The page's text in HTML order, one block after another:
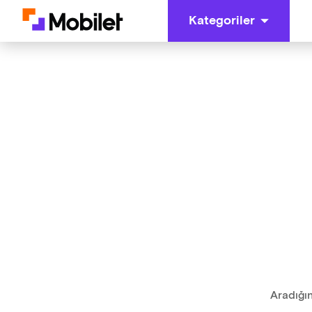
Kategoriler